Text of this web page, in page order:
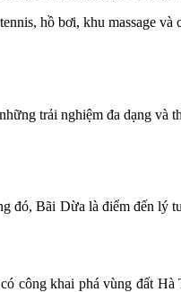
hồ bơi, khu massage
trải nghiệm đa dạng và
đó, Bãi Dừa là điểm đến
công khai phá vùng đất